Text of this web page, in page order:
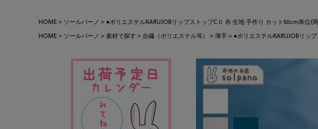
HOME ソールパーノ
●ポリエステルKARUJOBリップストップC０ 布 生地 手作り カット50cm単位(商
HOME
ソールパーノ 素材で探す 合繊（ポリエステル等） 薄手 ●ポリエステルKARUJOBリッ